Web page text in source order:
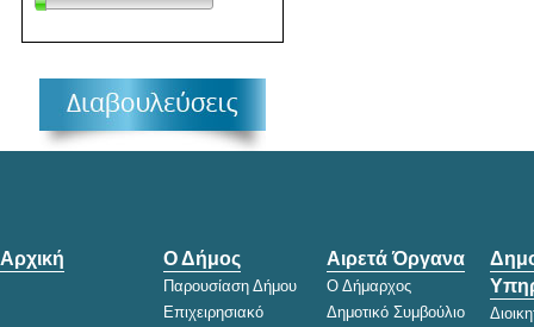
Αρχική Ο Δήμος
Παρουσίαση Δήμου
Επιχειρησιακό
Αιρετά Όργανα
Ο Δήμαρχος
Δημοτικό Συμβούλιο